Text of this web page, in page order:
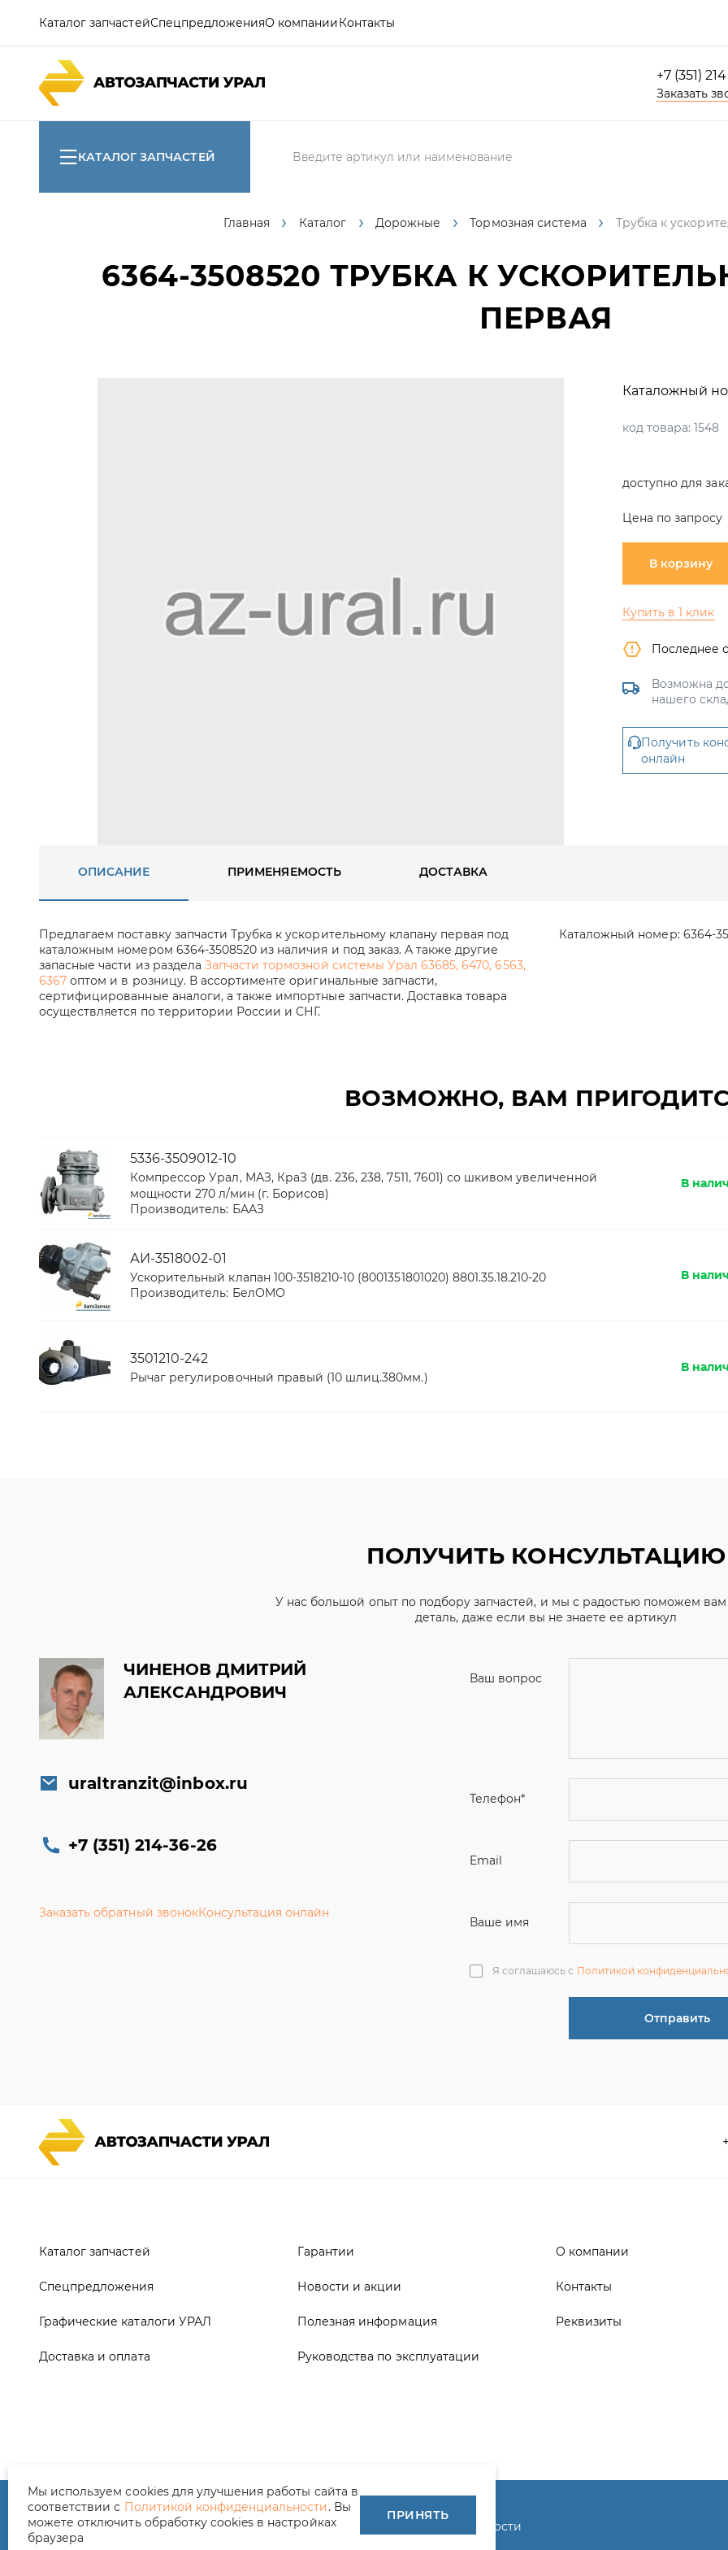
Каталог запчастейСпецпредложенияО компанииКонтакты
+7 (351)
Заказать
КАТАЛОГ ЗАПЧАСТЕЙ
Главная Каталог Дорожные Тормозная система Трубка к
6364-3508520 ТРУБКА К
ПЕРВАЯ
Каталожный
код товара: 1548
доступно для
Цена по запросу
В корзину
Купить в 1 клик
Последнее
Возможна
нашего
Получить
онлайн
ОПИСАНИЕ ПРИМЕНЯЕМОСТЬ ДОСТАВКА
Предлагаем поставку запчасти Трубка к ускорительному клапану первая под
каталожным номером 6364-3508520 из наличия и под заказ. А также другие
запасные части из раздела Запчасти тормозной системы Урал 63685, 6470, 6563,
6367 оптом и в розницу. В ассортименте оригинальные запчасти,
сертифицированные аналоги, а также импортные запчасти. Доставка товара
осуществляется по территории России и СНГ.
Каталожный номер: 6364-
ВОЗМОЖНО, ВАМ
5336-3509012-10
Компрессор Урал, МАЗ, КраЗ (дв. 236, 238, 7511, 7601) со шкивом увеличенной
мощности 270 л/мин (г. Борисов)
Производитель: БААЗ
В
АИ-3518002-01
Ускорительный клапан 100-3518210-10 (8001351801020) 8801.35.18.210-20
Производитель: БелОМО
В
3501210-242
Рычаг регулировочный правый (10 шлиц.380мм.)
В
ПОЛУЧИТЬ КОНСУЛЬТАЦИЮ
У нас большой опыт по подбору запчастей, и мы с радостью поможем
деталь, даже если вы не знаете ее артикул
ЧИНЕНОВ ДМИТРИЙ
АЛЕКСАНДРОВИЧ
uraltranzit@inbox.ru
+7 (351) 214-36-26
Заказать обратный звонокКонсультация онлайн
Ваш вопрос
Я соглашаюсь с
Отправить
Каталог запчастей
Мы используем cookies для улучшения работы сайта в
соответствии с Политикой конфиденциальности. Вы
можете отключить обработку cookies в настройках
браузера
ПРИНЯТЬ